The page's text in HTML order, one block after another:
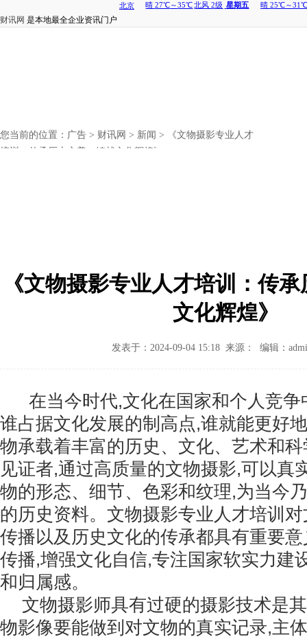
财讯网 是本地最全企业资讯门户
您当前的位置： 广告 > 财讯网 > 新闻 > 《文物摄影专业人才
培训：传承历史之美，铸就文化辉煌》
《文物摄影专业人才培训：传
文化辉煌》
发表于：2024-09-04 15:18 来源： 编辑：
在当今时代,文化在国家和个人竞
谁占据文化发展的制高点,谁就能更好
物承载着丰富的历史、文化、艺术和
见证者,通过高质量的文物摄影,可以真
物的形态、细节、色彩和纹理,为当今
的历史资料。文物摄影专业人才培训
传播以及历史文化的传承都具有重要
传播,增强文化自信,专注国家软实力建
和归属感。
文物摄影师具有过硬的摄影技术是
物影像要能做到对文物的真实记录,主